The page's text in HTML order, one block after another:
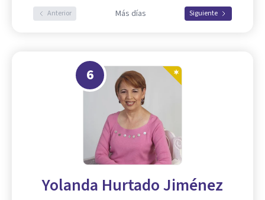
Anterior Más días Siguiente
6
Yolanda Hurtado Jiménez